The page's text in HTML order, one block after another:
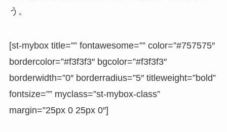
う。
[st-mybox title=”” fontawesome=”” color=”#757575″
bordercolor=”#f3f3f3″ bgcolor=”#f3f3f3″
borderwidth=”0″ borderradius=”5″ titleweight=”bold”
fontsize=”” myclass=”st-mybox-class”
margin=”25px 0 25px 0″]